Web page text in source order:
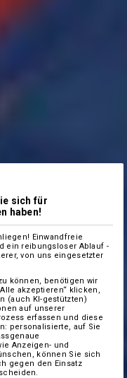
sich für
haben!
Einwandfreie
ein reibungsloser Ablauf -
von uns eingesetzter
können, benötigen wir
akzeptieren“ klicken,
(auch KI-gestützten)
auf unserer
erfassen und diese
personalisierte, auf Sie
Anzeigen- und
können Sie sich
gegen den Einsatz